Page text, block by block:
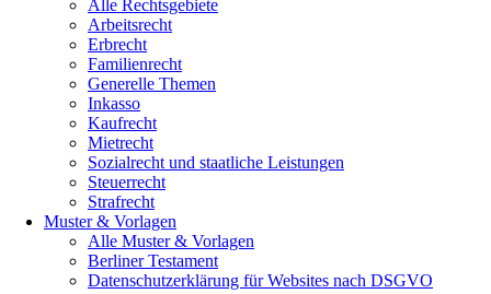
Alle Rechtsgebiete
Arbeitsrecht
Erbrecht
Familienrecht
Generelle Themen
Inkasso
Kaufrecht
Mietrecht
Sozialrecht und staatliche Leistungen
Steuerrecht
Strafrecht
Muster & Vorlagen
Alle Muster & Vorlagen
Berliner Testament
Datenschutzerklärung für Websites nach DSGVO